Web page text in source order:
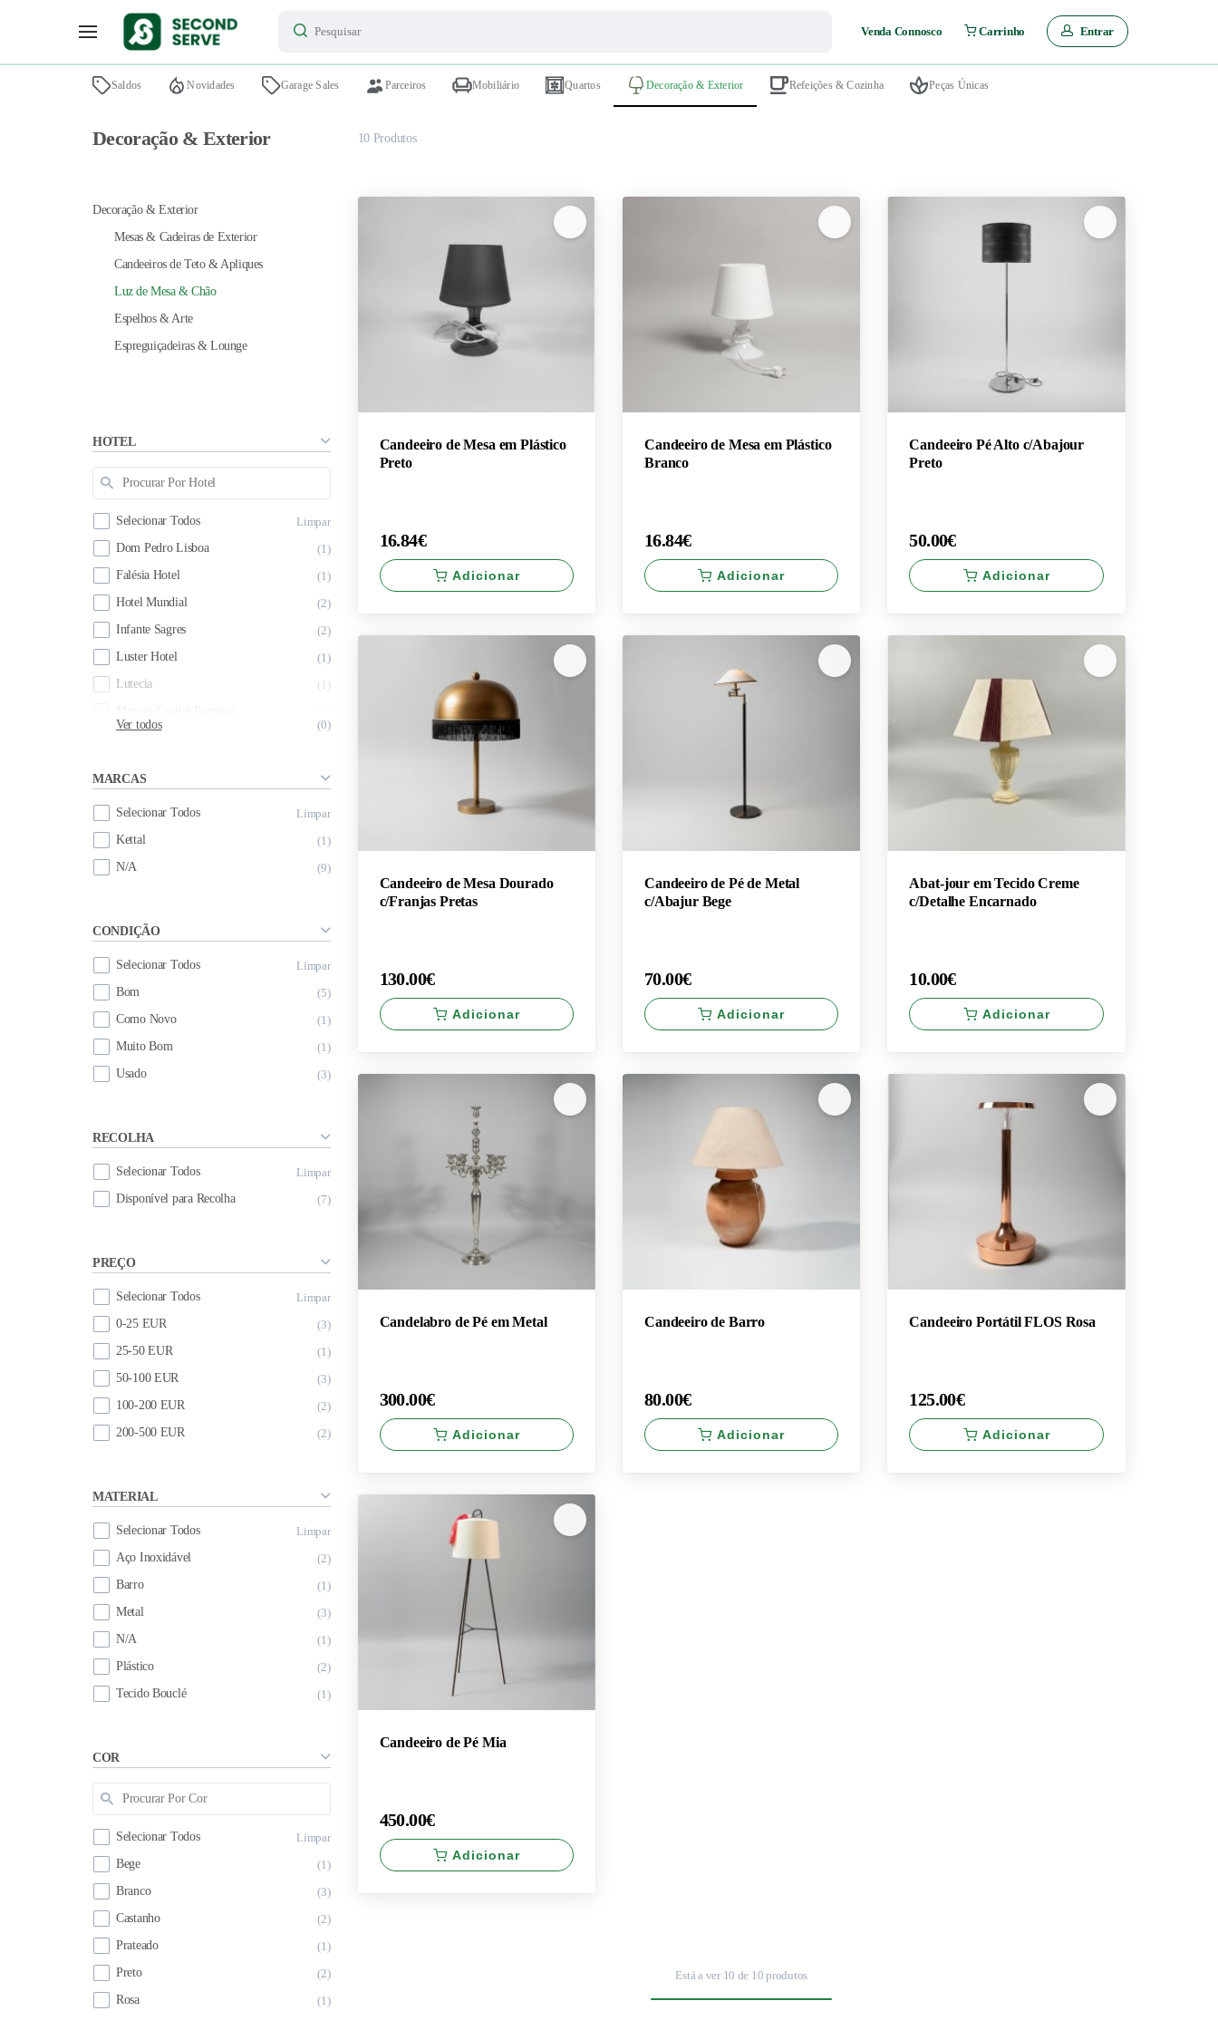
Venda Connosco Carrinho Entrar
Saldos Novidades Garage Sales Parceiros Mobiliário Quartos Decoração & Exterior Refeições & Cozinha Peças Únicas
Decoração & Exterior 10Produtos
Decoração & Exterior
Mesas & Cadeiras de Exterior
Candeeiros de Teto & Apliques
Luz de Mesa & Chão
Espelhos & Arte
Espreguiçadeiras & Lounge
HOTEL
Selecionar Todos
Limpar
Dom Pedro Lisboa
1
Falésia Hotel
1
Hotel Mundial
2
Infante Sagres
2
Luster Hotel
1
Lutecia
1
Ver todos
0
MARCAS
Selecionar Todos
Limpar
Kettal
1
N/A
9
CONDIÇÃO
Selecionar Todos
Limpar
Bom
5
Como Novo
1
Muito Bom
1
Usado
3
RECOLHA
Selecionar Todos
Limpar
Disponível para Recolha
7
PREÇO
Selecionar Todos
Limpar
0-25 EUR
3
25-50 EUR
1
50-100 EUR
3
100-200 EUR
2
200-500 EUR
2
MATERIAL
Selecionar Todos
Limpar
Aço Inoxidável
2
Barro
1
Metal
3
N/A
1
Plástico
2
Tecido Bouclé
1
COR
Selecionar Todos
Limpar
Bege
1
Branco
3
Castanho
2
Prateado
1
Preto
2
Rosa
1
Candeeiro de Mesa em Plástico
Preto
16.84€
Adicionar
Candeeiro de Mesa em Plástico
Branco
16.84€
Adicionar
Candeeiro Pé Alto c/Abajour
Preto
50.00€
Adicionar
Candeeiro de Mesa Dourado
c/Franjas Pretas
130.00€
Adicionar
Candeeiro de Pé de Metal
c/Abajur Bege
70.00€
Adicionar
Abat-jour em Tecido Creme
c/Detalhe Encarnado
10.00€
Adicionar
Candelabro de Pé em Metal
300.00€
Adicionar
Candeeiro de Barro
80.00€
Adicionar
Candeeiro Portátil FLOS Rosa
125.00€
Adicionar
Candeeiro de Pé Mia
450.00€
Adicionar
Está a ver 10 de 10 produtos